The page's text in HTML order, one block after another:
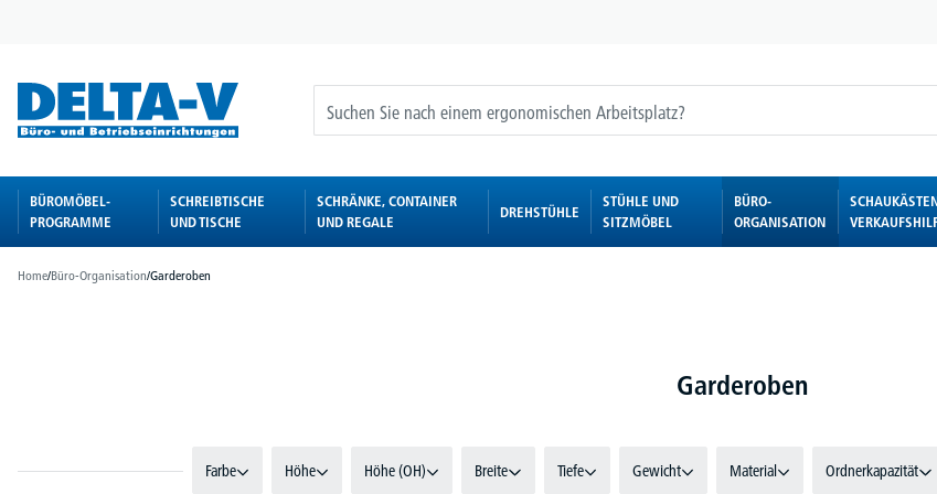
BÜROMÖBEL-
PROGRAMME
SCHREIBTISCHE
UND TISCHE
SCHRÄNKE, CONTAINER
UND REGALE
DREHSTÜHLE
STÜHLE UND
SITZMÖBEL
BÜRO-
ORGANISATION
Home/Büro-Organisation/Garderoben
Garderoben
Farbe Höhe Höhe (OH) Breite Tiefe Gewicht Material Ordnerkapazität